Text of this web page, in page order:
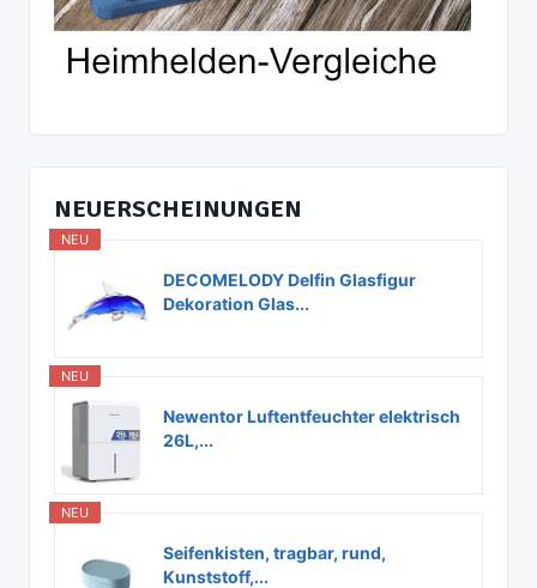
NEUERSCHEINUNGEN
NEU
DECOMELODY Delfin Glasfigur
Dekoration Glas...
NEU
Newentor Luftentfeuchter elektrisch
26L,...
NEU
Seifenkisten, tragbar, rund,
Kunststoff,...